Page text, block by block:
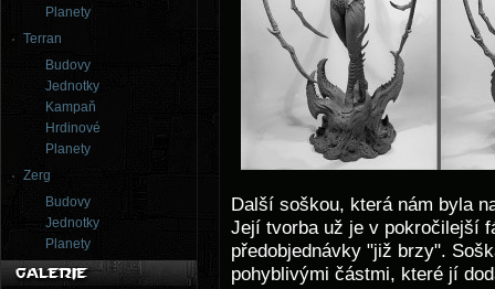
Planety
Terran
Budovy
Jednotky
Kampaň
Hrdinové
Planety
Zerg
Budovy
Jednotky
Planety
Další soškou, která nám byla
Její tvorba už je v pokročilejší
předobjednávky "již brzy".
pohyblivými částmi, které jí